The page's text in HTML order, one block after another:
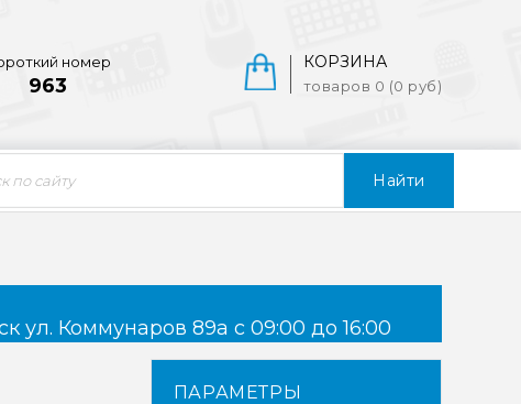
Найти
КОРЗИНА
товаров 0 (0 руб)
номер
963
ул. Коммунаров 89а с 09:00 до 16:00
ПАРАМЕТРЫ